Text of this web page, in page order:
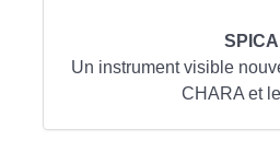
SPICA
Un instrument visible
CHARA et